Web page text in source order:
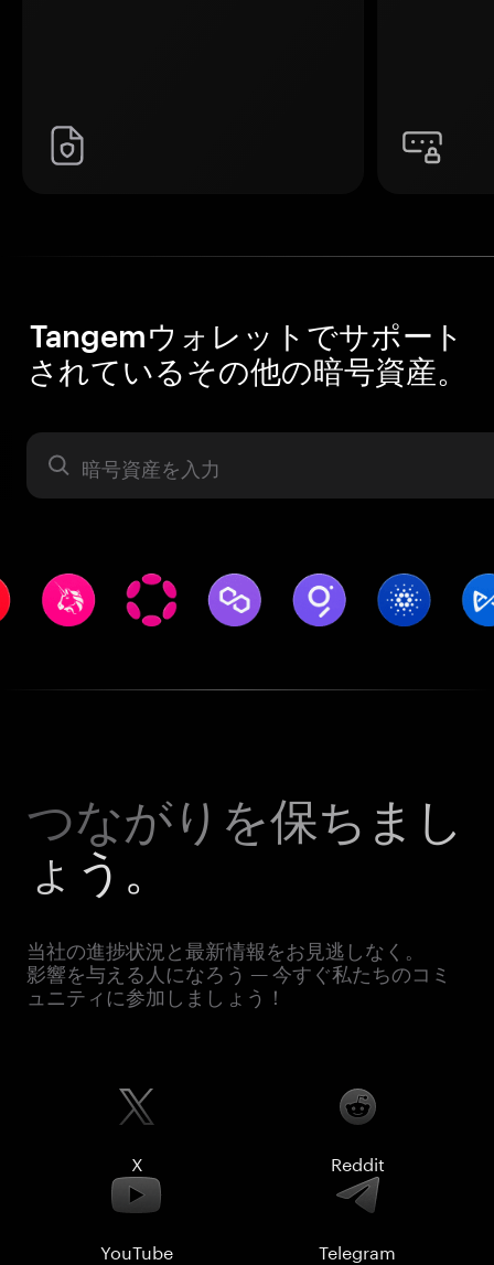
Tangemウォレットでサポート
されているその他の暗号資産。
暗号資産
つながりを保ちまし
ょう。
当社の進捗状況と最新情報をお見逃しなく。
影響を与える人になろう — 今すぐ私たちのコミ
ュニティに参加しましょう！
X Reddit
YouTube Telegram